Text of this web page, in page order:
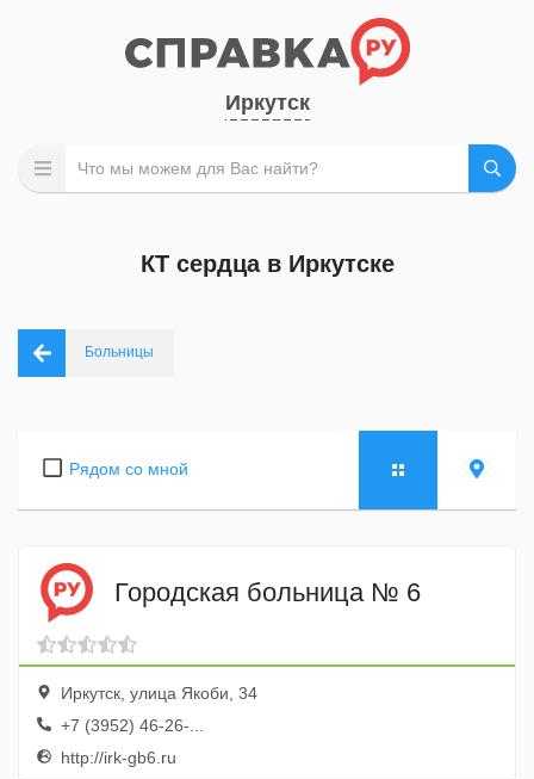
Иркутск
КТ сердца в Иркутске
Больницы
Рядом со мной
Городская больница № 6
Иркутск, улица Якоби, 34
+7 (3952) 46-26-...
http://irk-gb6.ru